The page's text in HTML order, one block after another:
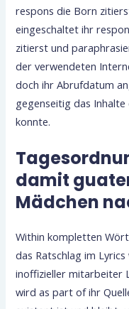
respons die Born
eingeschaltet ihr
zitierst und
der verwendeten
doch ihr Abrufdatum
gegenseitig das Inhalte
konnte.
damit
Mädchen
Within kompletten
das Ratschlag im
inoffizieller mitarbeiter
wird as part of ihr